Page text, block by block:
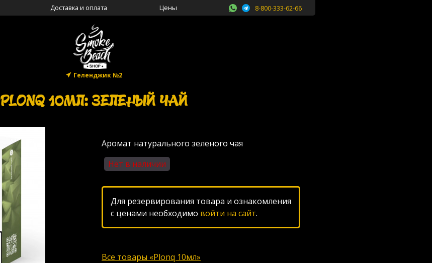
Доставка и оплата Цены 8-800-333-62-66
Геленджик №2
PLONQ 10МЛ: ЗЕЛЕНЫЙ ЧАЙ
Аромат натурального зеленого чая
Нет в наличии
Для резервирования товара и ознакомления
с ценами необходимо войти на сайт.
Все товары «Plonq 10мл»